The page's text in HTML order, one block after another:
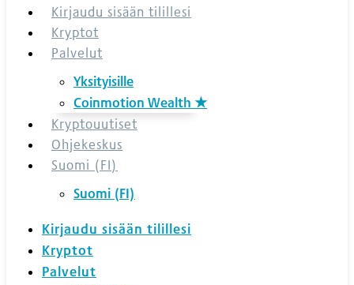
languageKirjaudu sisään tilillesi
Kryptot
Palvelut
Yksityisille
Coinmotion Wealth ★
Kryptouutiset
Ohjekeskus
Suomi (FI)
Suomi (FI)
Kirjaudu sisään tilillesi
Kryptot
Palvelut